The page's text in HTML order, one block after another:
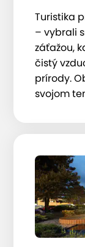
Turistika
– vybrali
záťažou,
čistý
prírody.
svojom